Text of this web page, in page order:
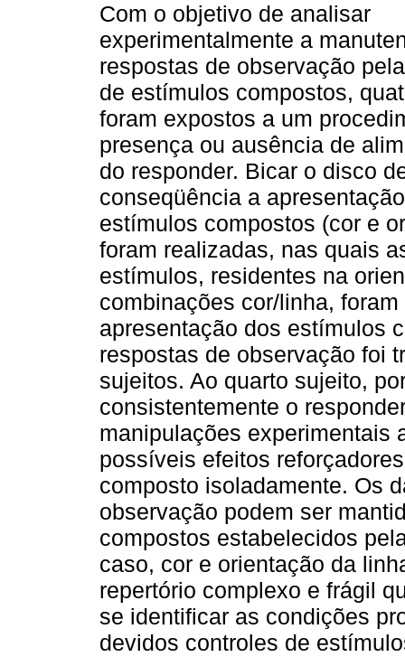
Com o objetivo de analisar
experimentalmente a
respostas de observação
de estímulos compostos,
foram expostos a um
presença ou ausência de
do responder. Bicar o disco
conseqüência a
estímulos compostos (cor e
foram realizadas, nas quais
estímulos, residentes na
combinações cor/linha,
apresentação dos estímulos
respostas de observação foi
sujeitos. Ao quarto sujeito,
consistentemente o
manipulações experimentais
possíveis efeitos
composto isoladamente. Os
observação podem ser
compostos estabelecidos
caso, cor e orientação da
repertório complexo e frágil
se identificar as condições
devidos controles de